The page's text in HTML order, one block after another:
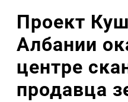
Проект
Албании
центре
продавца